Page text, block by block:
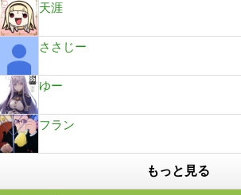
天涯
ささじー
ゆー
フラン
もっと見る